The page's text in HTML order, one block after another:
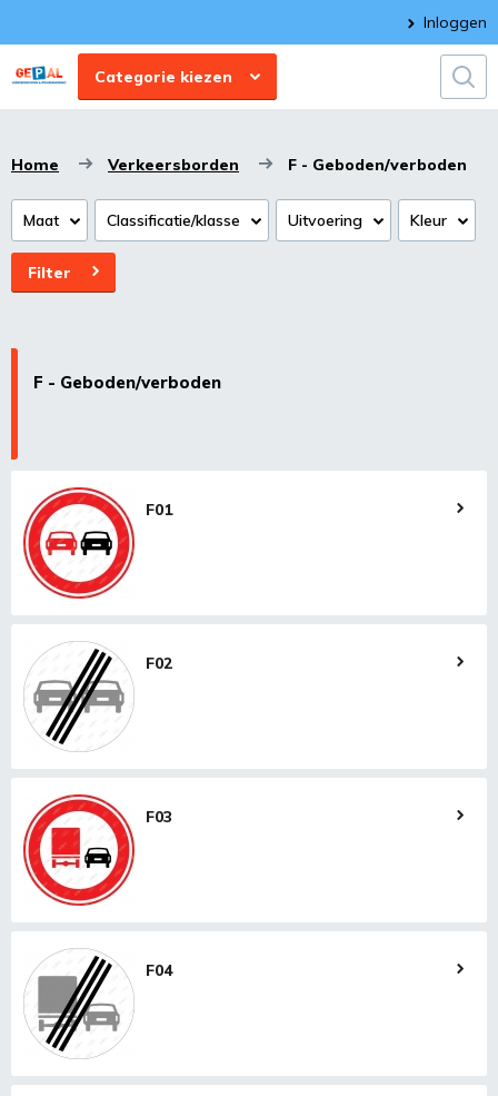
Inloggen
Categorie kiezen
Home Verkeersborden F - Geboden/verboden
Maat Classificatie/klasse Uitvoering Kleur
Filter
F - Geboden/verboden
F01
F02
F03
F04